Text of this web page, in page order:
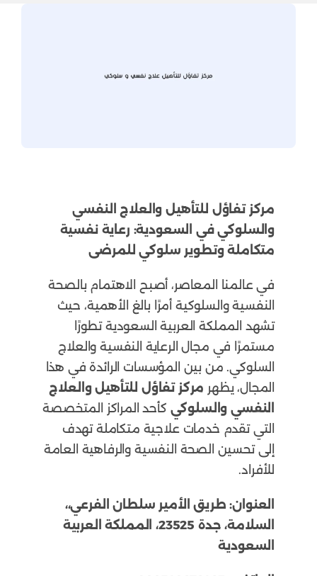
مركز تفاؤل للتأهيل والعلاج النفسي
والسلوكي في السعودية: رعاية نفسية
متكاملة وتطوير سلوكي للمرضى
في عالمنا المعاصر، أصبح الاهتمام بالصحة
النفسية والسلوكية أمرًا بالغ الأهمية، حيث
تشهد المملكة العربية السعودية تطورًا
مستمرًا في مجال الرعاية النفسية والعلاج
السلوكي. من بين المؤسسات الرائدة في هذا
المجال، يظهر مركز تفاؤل للتأهيل والعلاج
النفسي والسلوكي كأحد المراكز المتخصصة
التي تقدم خدمات علاجية متكاملة تهدف
إلى تحسين الصحة النفسية والرفاهية العامة
للأفراد.
العنوان: طريق الأمير سلطان الفرعي،،
السلامة، جدة 23525، المملكة العربية
السعودية